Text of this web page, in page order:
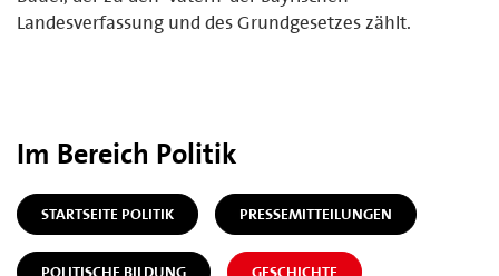
Landesverfassung und des Grundgesetzes zählt.
Im Bereich Politik
STARTSEITE POLITIK PRESSEMITTEILUNGEN
POLITISCHE BILDUNG GESCHICHTE